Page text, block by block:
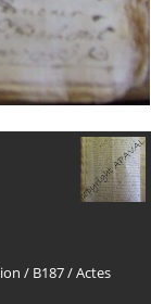
/ B187/Actes